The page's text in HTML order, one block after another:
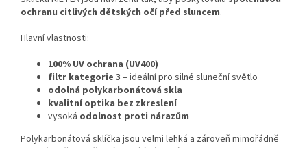
ochranu citlivých dětských očípřed sluncem.
Hlavnívlastnosti:
100% UV ochrana (UV400)
filtr kategorie 3 –ideálnípro silné slunečnísvětlo
odolná polykarbonátová skla
kvalitníoptika bez zkreslení
vysoká odolnost proti nárazům
Polykarbonátová sklíčka jsou velmi lehká a zároveň mimořádně